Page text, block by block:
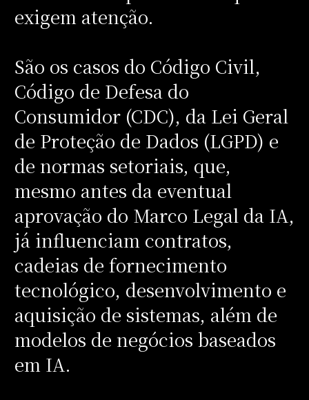
exigem atenção.
São os casos do Código Civil,
Código de Defesa do
Consumidor (CDC), da Lei Geral
de Proteção de Dados (LGPD) e
de normas setoriais, que,
mesmo antes da eventual
aprovação do Marco Legal da IA,
já influenciam contratos,
cadeias de fornecimento
tecnológico, desenvolvimento e
aquisição de sistemas, além de
modelos de negócios baseados
em IA.